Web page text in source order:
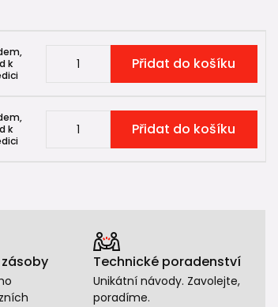
k
Přidat do košíku
k
Přidat do košíku
Technické poradenství
Unikátní návody. Zavolejte,
poradíme.